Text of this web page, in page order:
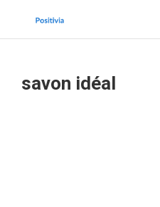
savon idéal